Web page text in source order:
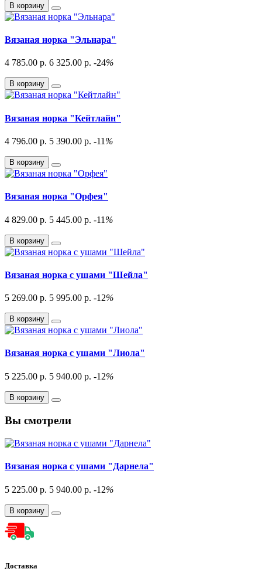
В корзину
Вязаная норка "Эльнара"
4 785.00 р. 6 325.00 р. -24%
В корзину
Вязаная норка "Кейтлайн"
4 796.00 р. 5 390.00 р. -11 %
В корзину
Вязаная норка "Орфея"
4 829.00 р. 5 445.00 р. -11 %
В корзину
Вязаная норка с ушами "Шейла"
5 269.00 р. 5 995.00 р. -12%
В корзину
Вязаная норка с ушами "Лиола"
5 225.00 р. 5 940.00 р. -12%
В корзину
Вы смотрели
Вязаная норка с ушами "Дарнела"
5 225.00 р. 5 940.00 р. -12%
В корзину
Доставка